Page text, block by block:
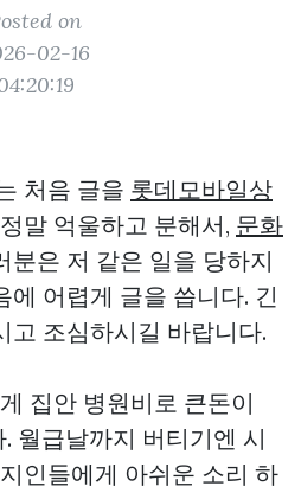
on
02-16
처음 글을 롯데모바일상
말 억울하고 분해서, 문화
분은 저 같은 일을 당하지
에 어렵게 글을 씁니다. 긴
고 조심하시길 바랍니다.
집안 병원비로 큰돈이
월급날까지 버티기엔 시
인들에게 아쉬운 소리 하